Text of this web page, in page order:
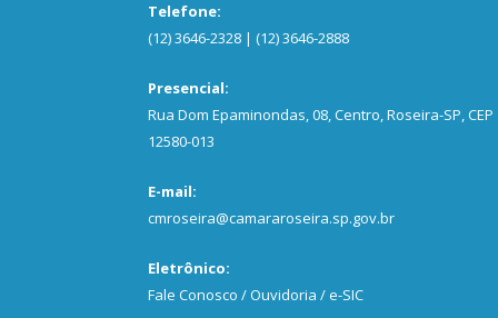
Telefone:
(12) 3646-2328 | (12) 3646-2888
Presencial:
Rua Dom Epaminondas, 08, Centro, Roseira-SP, CEP
12580-013
E-mail:
cmroseira@camararoseira.sp.gov.br
Eletrônico:
Fale Conosco / Ouvidoria / e-SIC